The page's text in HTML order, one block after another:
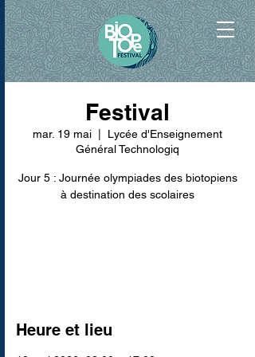
Festival
mar. 19 mai
Lycée d'Enseignement
Général Technologiq
Jour 5 : Journée olympiades des biotopiens
à destination des scolaires
Heure et lieu